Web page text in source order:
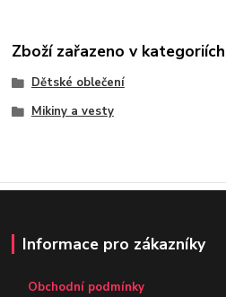
Zboží zařazeno v kategoriích
Dětské oblečení
Mikiny a vesty
Informace pro zákazníky
Obchodní podmínky